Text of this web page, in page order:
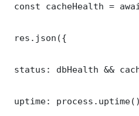
const cacheHealth =
res.json({
status: dbHealth &&
uptime: process.uptime()